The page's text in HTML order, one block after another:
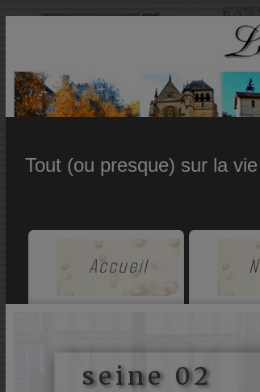
Tout (ou presque) sur la
Accueil
seine 02